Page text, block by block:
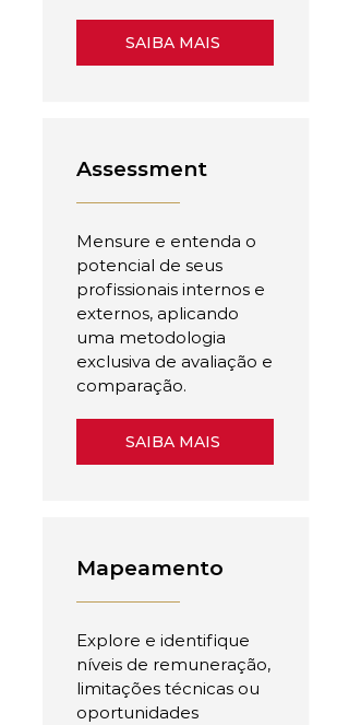
SAIBA MAIS
Assessment
Mensure e entenda o
potencial de seus
profissionais internos e
externos, aplicando
uma metodologia
exclusiva de avaliação e
comparação.
SAIBA MAIS
Mapeamento
Explore e identifique
níveis de remuneração,
limitações técnicas ou
oportunidades